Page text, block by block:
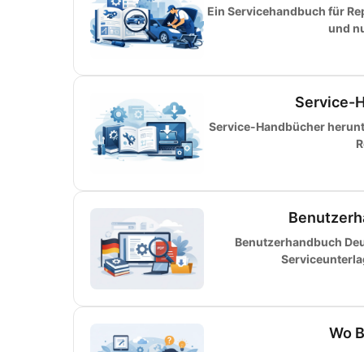
Ein Servicehandbuch für
und
Service-
Service-Handbücher
Benutzerhandbuch
Wo